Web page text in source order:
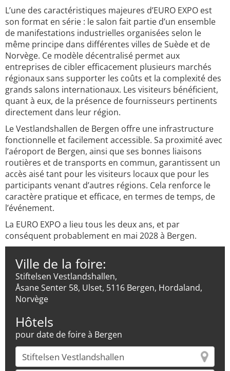
L’une des caractéristiques majeures d’EURO EXPO est
son format en série : le salon fait partie d’un ensemble
de manifestations industrielles organisées selon le
même principe dans différentes villes de Suède et de
Norvège. Ce modèle décentralisé permet aux
entreprises de cibler efficacement plusieurs marchés
régionaux sans supporter les coûts et la complexité des
grands salons internationaux. Les visiteurs bénéficient,
quant à eux, de la présence de fournisseurs pertinents
directement dans leur région.
Le Vestlandshallen de Bergen offre une infrastructure
fonctionnelle et facilement accessible. Sa proximité avec
l’aéroport de Bergen, ainsi que ses bonnes liaisons
routières et de transports en commun, garantissent un
accès aisé tant pour les visiteurs locaux que pour les
participants venant d’autres régions. Cela renforce le
caractère pratique et efficace, en termes de temps, de
l’événement.
La EURO EXPO a lieu tous les deux ans, et par
conséquent probablement en mai 2028 à Bergen.
Ville de la foire:
Stiftelsen Vestlandshallen,
Åsane Senter 58, Ulset, 5116 Bergen, Hordaland,
Norvège
Hôtels
pour date de foire à Bergen